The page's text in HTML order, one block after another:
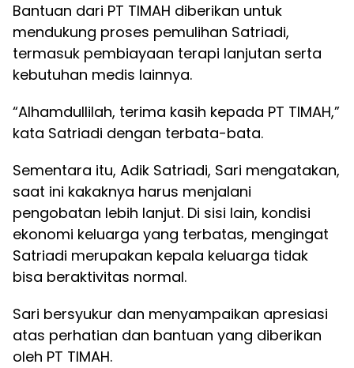
Bantuan dari PT TIMAH diberikan untuk
mendukung proses pemulihan Satriadi,
termasuk pembiayaan terapi lanjutan serta
kebutuhan medis lainnya.
“Alhamdullilah, terima kasih kepada PT TIMAH,”
kata Satriadi dengan terbata-bata.
Sementara itu, Adik Satriadi, Sari mengatakan,
saat ini kakaknya harus menjalani
pengobatan lebih lanjut. Di sisi lain, kondisi
ekonomi keluarga yang terbatas, mengingat
Satriadi merupakan kepala keluarga tidak
bisa beraktivitas normal.
Sari bersyukur dan menyampaikan apresiasi
atas perhatian dan bantuan yang diberikan
oleh PT TIMAH.